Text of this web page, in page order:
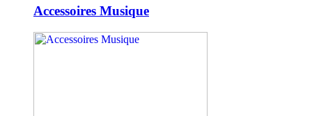
Accessoires Musique